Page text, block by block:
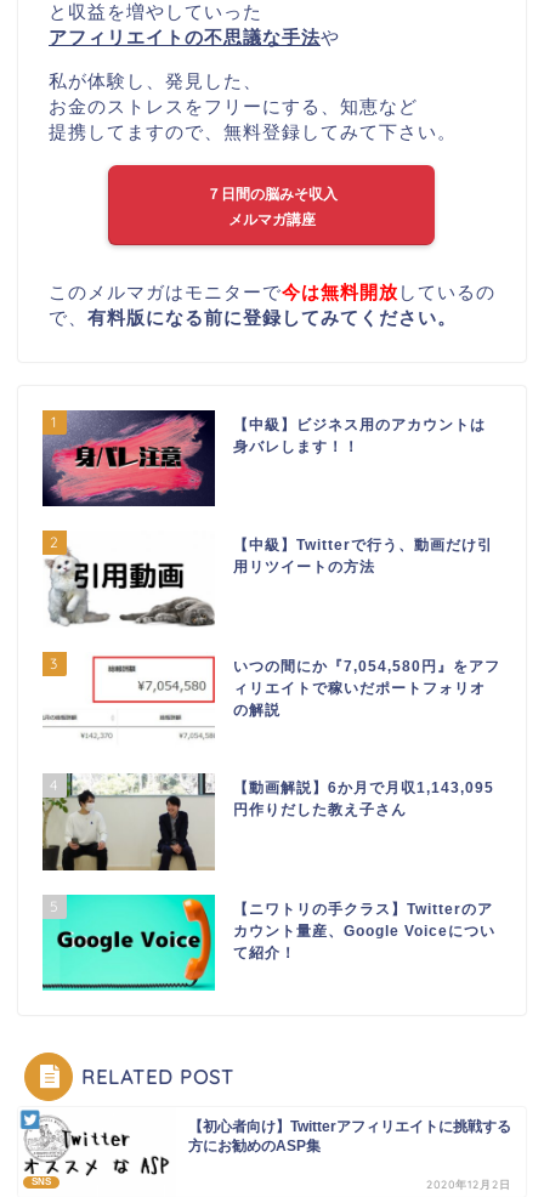
と収益を増やしていった
アフィリエイトの不思議な手法や
私が体験し、発見した、
お金のストレスをフリーにする、知恵など
提携してますので、無料登録してみて下さい。
７日間の脳みそ収入
メルマガ講座
このメルマガはモニターで今は無料開放 しているの
で、 有料版になる前に登録してみてください。
1
【中級】ビジネス用のアカウントは
身バレします！！
2
【中級】Twitterで行う、動画だけ引
用リツイートの方法
3
いつの間にか『7,054,580円』をアフ
ィリエイトで稼いだポートフォリオ
の解説
4
【動画解説】6か月で月収1,143,095
円作りだした教え子さん
5
【ニワトリの手クラス】Twitterのア
カウント量産、Google Voiceについ
て紹介！
RELATED POST
SNS
【初心者向け】Twitterアフィリエイトに挑戦する
方にお勧めのASP集
2020年12月2日